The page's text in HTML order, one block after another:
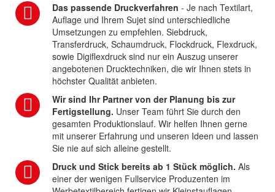
Das passende Druckverfahren - Je nach Textilart,
Auflage und Ihrem Sujet sind unterschiedliche
Umsetzungen zu empfehlen. Siebdruck,
Transferdruck, Schaumdruck, Flockdruck, Flexdruck,
sowie Digiflexdruck sind nur ein Auszug unserer
angebotenen Drucktechniken, die wir Ihnen stets in
höchster Qualität anbieten.
Wir sind Ihr Partner von der Planung bis zur
Fertigstellung. Unser Team führt Sie durch den
gesamten Produktionslauf. Wir helfen Ihnen gerne
mit unserer Erfahrung und unseren Ideen und lassen
Sie nie auf sich alleine gestellt.
Druck und Stick bereits ab 1 Stück möglich. Als
einer der wenigen Fullservice Produzenten im